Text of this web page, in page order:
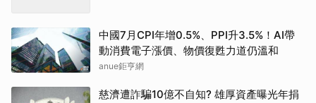
中國7月CPI年增0.5%、PPI升3.5%！AI帶
動消費電子漲價、物價復甦力道仍溫和
anue鉅亨網
慈濟遭詐騙10億不自知? 雄厚資產曝光年捐